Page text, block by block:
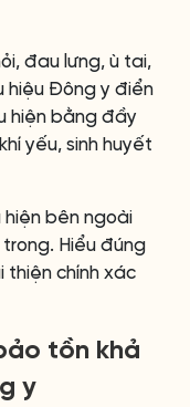
đau lưng, ù tai,
hiệu Đông y điển
hiện bằng đầy
yếu, sinh huyết
hiện bên ngoài
trong. Hiểu đúng
thiện chính xác
tồn khả
y